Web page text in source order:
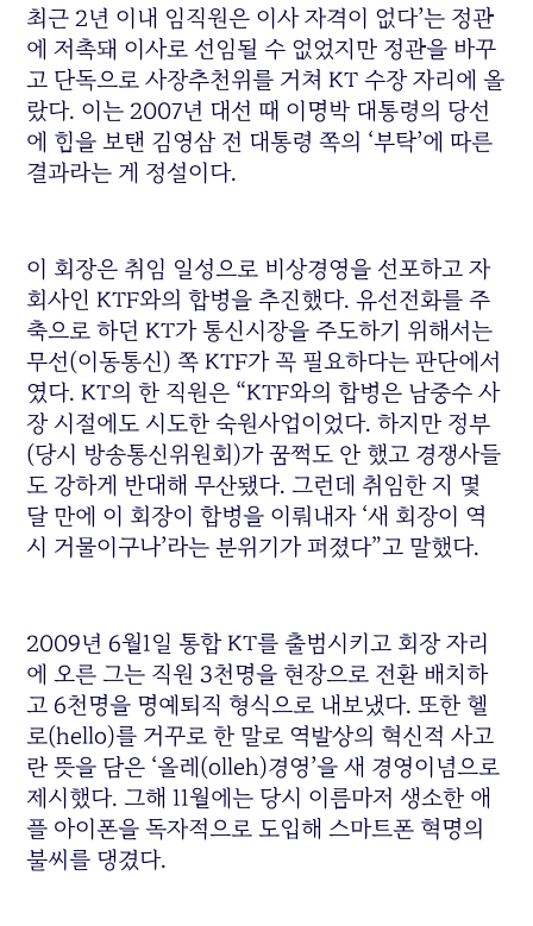
최근 2년 이내 임직원은 이사 자격이 없다’는 정관
에 저촉돼 이사로 선임될 수 없었지만 정관을 바꾸
고 단독으로 사장추천위를 거쳐 KT 수장 자리에 올
랐다. 이는 2007년 대선 때 이명박 대통령의 당선
에 힘을 보탠 김영삼 전 대통령 쪽의 ‘부탁’에 따른
결과라는 게 정설이다.
이 회장은 취임 일성으로 비상경영을 선포하고 자
회사인 KTF와의 합병을 추진했다. 유선전화를 주
축으로 하던 KT가 통신시장을 주도하기 위해서는
무선(이동통신) 쪽 KTF가 꼭 필요하다는 판단에서
였다. KT의 한 직원은 “KTF와의 합병은 남중수 사
장 시절에도 시도한 숙원사업이었다. 하지만 정부
(당시 방송통신위원회)가 꿈쩍도 안 했고 경쟁사들
도 강하게 반대해 무산됐다. 그런데 취임한 지 몇
달 만에 이 회장이 합병을 이뤄내자 ‘새 회장이 역
시 거물이구나’라는 분위기가 퍼졌다”고 말했다.
2009년 6월1일 통합 KT를 출범시키고 회장 자리
에 오른 그는 직원 3천명을 현장으로 전환 배치하
고 6천명을 명예퇴직 형식으로 내보냈다. 또한 헬
로(hello)를 거꾸로 한 말로 역발상의 혁신적 사고
란 뜻을 담은 ‘올레(olleh)경영’을 새 경영이념으로
제시했다. 그해 11월에는 당시 이름마저 생소한 애
플 아이폰을 독자적으로 도입해 스마트폰 혁명의
불씨를 댕겼다.